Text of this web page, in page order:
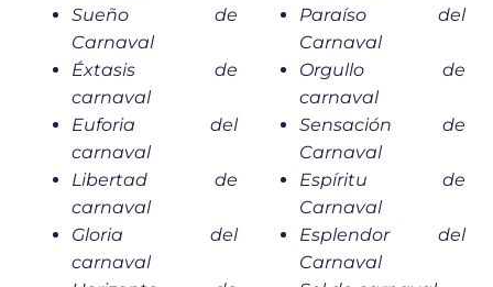
Sueño de
Carnaval
Éxtasis de
carnaval
Euforia del
carnaval
Libertad de
carnaval
Gloria del
carnaval
Paraíso del
Carnaval
Orgullo de
carnaval
Sensación de
Carnaval
Espíritu de
Carnaval
Esplendor del
Carnaval